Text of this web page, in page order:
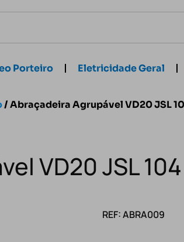
Porteiro Eletricidade Geral
/ Abraçadeira Agrupável VD20 JSL
VD20 JSL
REF: ABRA009